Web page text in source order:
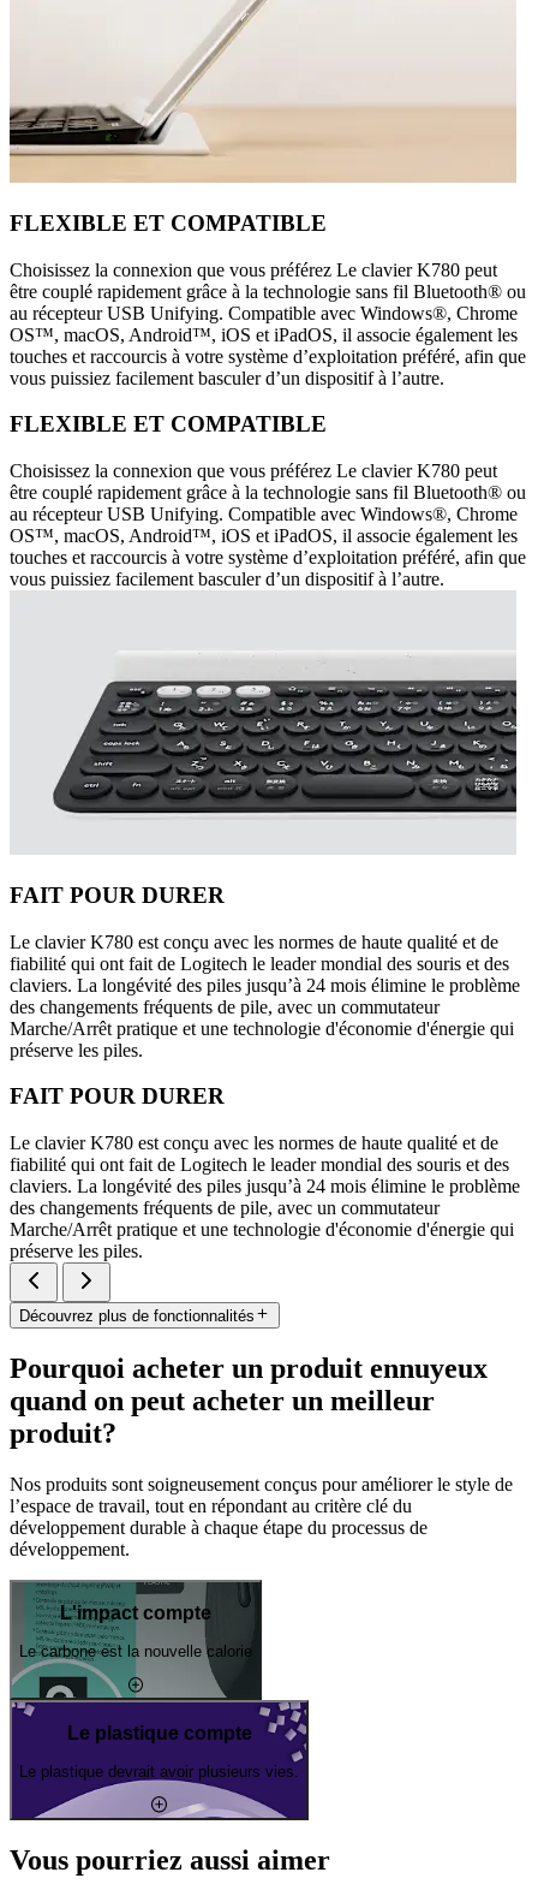
FLEXIBLE ET COMPATIBLE
Choisissez la connexion que vous préférez Le clavier K780 peut
être couplé rapidement grâce à la technologie sans fil Bluetooth® ou
au récepteur USB Unifying. Compatible avec Windows®, Chrome
OS™, macOS, Android™, iOS et iPadOS, il associe également les
touches et raccourcis à votre système d’exploitation préféré, afin que
vous puissiez facilement basculer d’un dispositif à l’autre.
FLEXIBLE ET COMPATIBLE
Choisissez la connexion que vous préférez Le clavier K780 peut
être couplé rapidement grâce à la technologie sans fil Bluetooth® ou
au récepteur USB Unifying. Compatible avec Windows®, Chrome
OS™, macOS, Android™, iOS et iPadOS, il associe également les
touches et raccourcis à votre système d’exploitation préféré, afin que
vous puissiez facilement basculer d’un dispositif à l’autre.
FAIT POUR DURER
Le clavier K780 est conçu avec les normes de haute qualité et de
fiabilité qui ont fait de Logitech le leader mondial des souris et des
claviers. La longévité des piles jusqu’à 24 mois élimine le problème
des changements fréquents de pile, avec un commutateur
Marche/Arrêt pratique et une technologie d'économie d'énergie qui
préserve les piles.
FAIT POUR DURER
Le clavier K780 est conçu avec les normes de haute qualité et de
fiabilité qui ont fait de Logitech le leader mondial des souris et des
claviers. La longévité des piles jusqu’à 24 mois élimine le problème
des changements fréquents de pile, avec un commutateur
Marche/Arrêt pratique et une technologie d'économie d'énergie qui
préserve les piles.
Découvrez plus de fonctionnalités
Pourquoi acheter un produit ennuyeux
quand on peut acheter un meilleur
produit?
Nos produits sont soigneusement conçus pour améliorer le style de
l’espace de travail, tout en répondant au critère clé du
développement durable à chaque étape du processus de
développement.
L'impact compte
Le carbone est la nouvelle calorie
Le plastique compte
Le plastique devrait avoir plusieurs vies.
Vous pourriez aussi aimer